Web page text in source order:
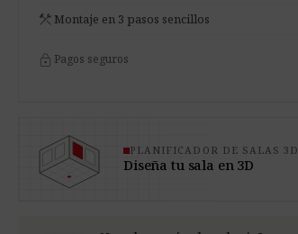
construction Montaje en 3 pasos sencillos
lock Pagos seguros
PLANIFICADOR DE SALAS 3D
Diseña tu sala en 3D